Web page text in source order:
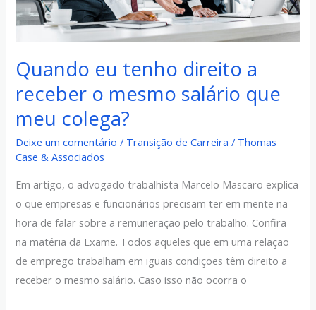
Quando eu tenho direito a
receber o mesmo salário que
meu colega?
Deixe um comentário / Transição de Carreira / Thomas
Case & Associados
Em artigo, o advogado trabalhista Marcelo Mascaro explica
o que empresas e funcionários precisam ter em mente na
hora de falar sobre a remuneração pelo trabalho. Confira
na matéria da Exame. Todos aqueles que em uma relação
de emprego trabalham em iguais condições têm direito a
receber o mesmo salário. Caso isso não ocorra o
salário
colega?